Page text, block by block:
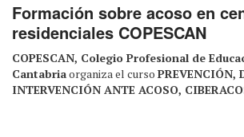
Formación sobre acoso en
residenciales COPESCAN
COPESCAN, Colegio Profesional de
Cantabriaorganiza el curso PREVENCIÓN,
INTERVENCIÓN ANTE ACOSO,